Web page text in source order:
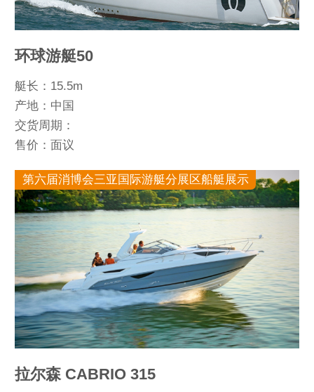
环球游艇50
艇长：15.5m
产地：中国
交货周期：
售价：面议
第六届消博会三亚国际游艇分展区船艇展示
拉尔森 CABRIO 315